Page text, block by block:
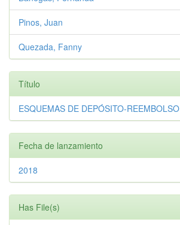
Pinos, Juan
Quezada, Fanny
Título
ESQUEMAS DE DEPÓSITO-REEMBOLSO
Fecha de lanzamiento
2018
Has File(s)